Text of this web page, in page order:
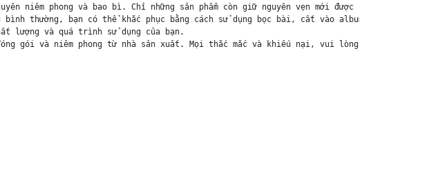
niêm phong và bao bì. Chỉ những sản phẩm còn giữ nguyên vẹn mới được chấp nhận đổi
thường, bạn có thể khắc phục bằng cách sử dụng bọc bài, cất vào album, hoặc ép giữa
lượng và quá trình sử dụng của bạn.
gói và niêm phong từ nhà sản xuất. Mọi thắc mắc và khiếu nại, vui lòng liên hệ trực